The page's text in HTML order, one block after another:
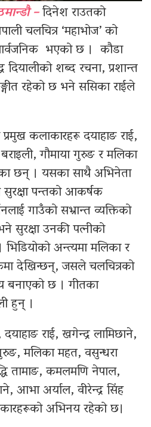
–दिनेश राउतको
चलचित्र ‘महाभोज’ को
भएको छ । कौडा
शब्द रचना, प्रशान्त
रहेको छ भने ससिका राईले
कलाकारहरू दयाहाङ राई,
गौमाया गुरुङ र मलिका
छन् । यसका साथै अभिनेता
सुरक्षा पन्तको आकर्षक
गाउँको सभ्रान्त व्यक्तिको
सुरक्षा उनकी पत्नीको
अन्त्यमा मलिका र
देखिन्छन्, जसले चलचित्रको
बनाएको छ । गीतका
हुन् ।
राई, खगेन्द्र लामिछाने,
मलिका महत, वसुन्धरा
तामाङ, कमलमणि नेपाल,
आभा अर्याल, वीरेन्द्र सिंह
अभिनय रहेको छ।